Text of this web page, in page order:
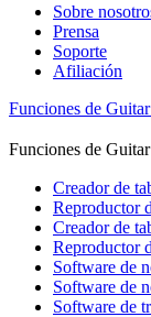
Sobre
Prensa
Soporte
Afiliación
Funciones de
Funciones de
Creador de
Reproductor
Creador de
Reproductor
Software de
Software de
Software de